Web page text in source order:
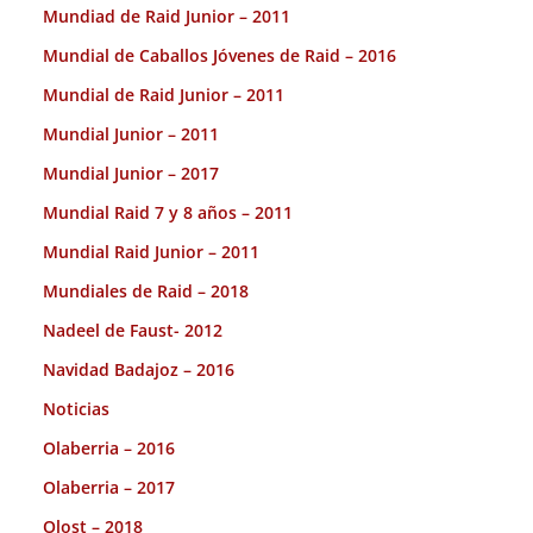
Mundiad de Raid Junior – 2011
Mundial de Caballos Jóvenes de Raid – 2016
Mundial de Raid Junior – 2011
Mundial Junior – 2011
Mundial Junior – 2017
Mundial Raid 7 y 8 años – 2011
Mundial Raid Junior – 2011
Mundiales de Raid – 2018
Nadeel de Faust- 2012
Navidad Badajoz – 2016
Noticias
Olaberria – 2016
Olaberria – 2017
Olost – 2018